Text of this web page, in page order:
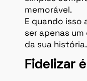
memorável.
E quando isso
ser apenas
da sua história.
Fidelizar